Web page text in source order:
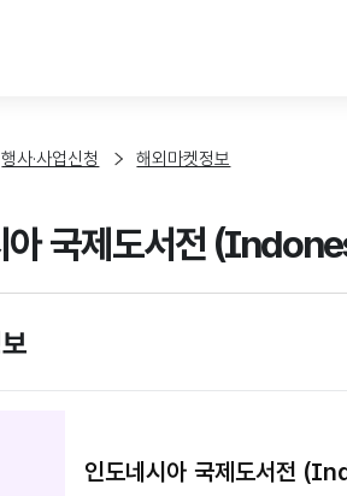
행사·사업신청 해외마켓정보
아 국제도서전
인도네시아 국제도서전